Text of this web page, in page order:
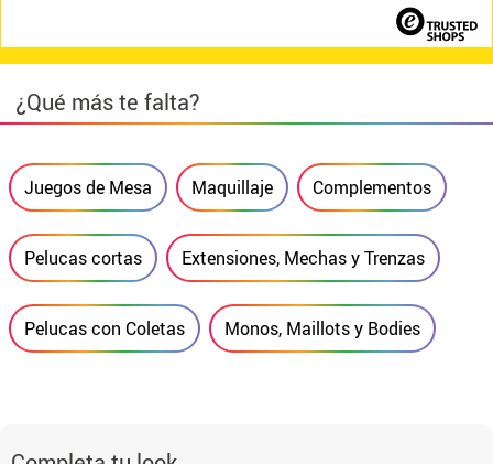
¿Qué más te falta?
Juegos de Mesa Maquillaje Complementos
Pelucas cortas Extensiones, Mechas y Trenzas
Pelucas con Coletas Monos, Maillots y Bodies